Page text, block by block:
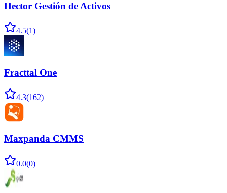
Hector Gestión de Activos
4.5(1)
Fracttal One
4.3(162)
Maxpanda CMMS
0.0(0)